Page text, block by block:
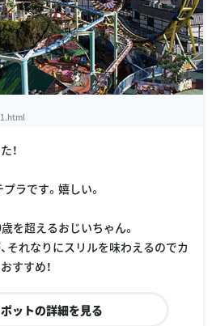
！
ラです。嬉しい。
を超えるおじいちゃん。
それなりにスリルを味わえるのでカ
すすめ！
ットの詳細を見る